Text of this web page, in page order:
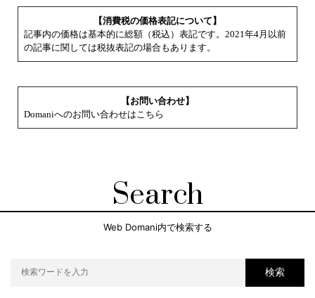
【消費税の価格表記について】
記事内の価格は基本的に総額（税込）表記です。2021年4月以前
の記事に関しては税抜表記の場合もあります。
【お問い合わせ】
Domaniへのお問い合わせはこちら
Search
Web Domani内で検索する
検索